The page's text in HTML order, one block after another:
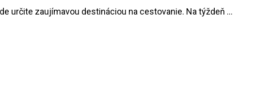
určite zaujímavou destináciou na cestovanie. Na týždeň …